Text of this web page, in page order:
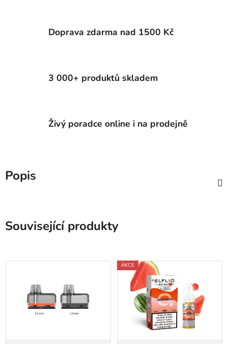
Doprava zdarma nad 1500 Kč
3 000+ produktů skladem
Živý poradce online i na prodejně
Popis
Související produkty
AKCE